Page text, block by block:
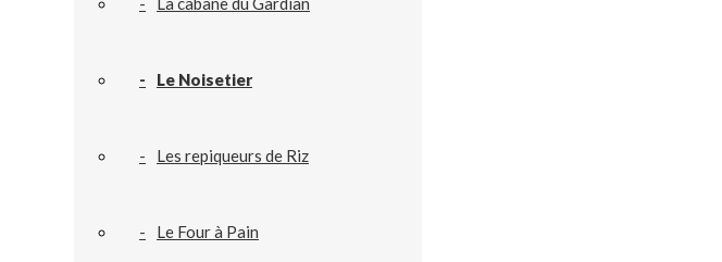
Le Noisetier
Les repiqueurs de Riz
Le Four à Pain